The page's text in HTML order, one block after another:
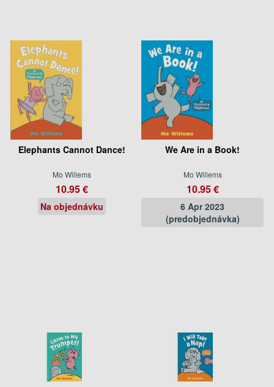
Elephants Cannot Dance!
Mo Willems
10.95 €
Na objednávku
We Are in a Book!
Mo Willems
10.95 €
6 Apr 2023
(predobjednávka)